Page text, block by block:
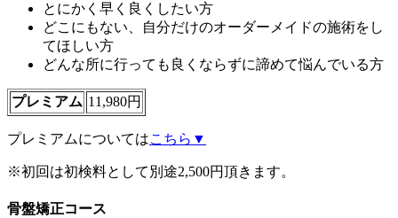
とにかく早く良くしたい方
どこにもない、自分だけのオーダーメイドの施術をし
てほしい方
どんな所に行っても良くならずに諦めて悩んでいる方
プレミアム 11,980円
プレミアムについてはこちら▼
※初回は初検料として別途2,500円頂きます。
骨盤矯正コース